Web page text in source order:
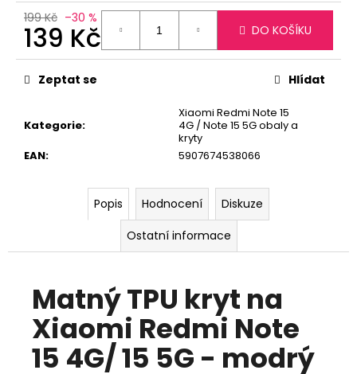
199 Kč –30 %
139 Kč
Měrná
cena:
DO KOŠÍKU
Kategorie:
Xiaomi Redmi Note 15
4G / Note 15 5G obaly a
kryty
EAN: 5907674538066
Zeptat se Hlídat
Popis Hodnocení
Diskuze
Ostatní informace
Matný TPU kryt na
Xiaomi Redmi Note
15 4G/ 15 5G - modrý
č
u
e
m